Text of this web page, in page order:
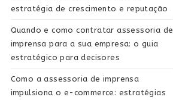
estratégia de crescimento e reputação
Quando e como contratar assessoria de
imprensa para a sua empresa: o guia
estratégico para decisores
Como a assessoria de imprensa
impulsiona o e-commerce: estratégias